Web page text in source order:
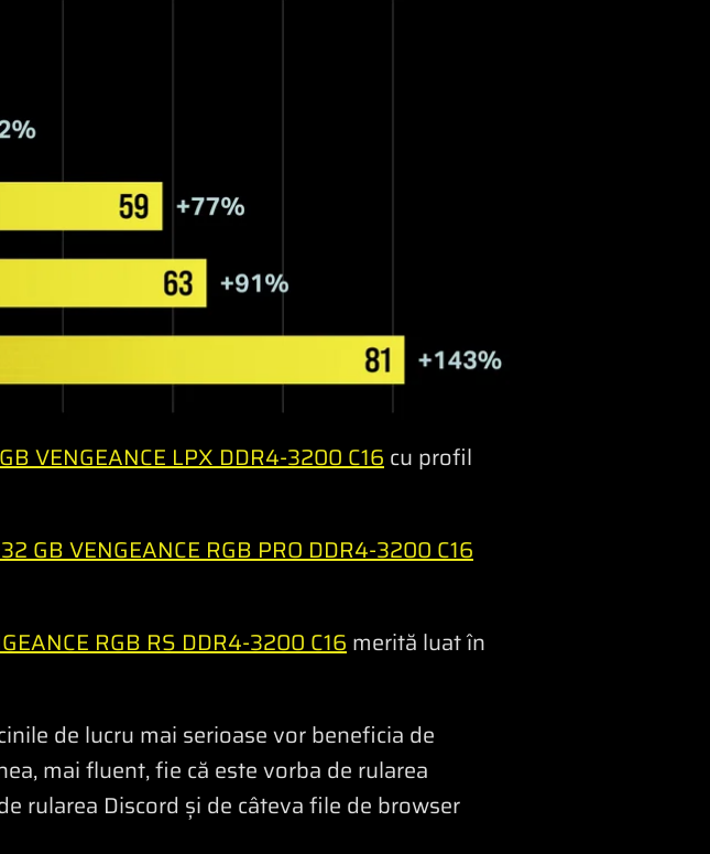
VENGEANCE LPX DDR4-3200 C16cu profil
GB VENGEANCE RGB PRO DDR4-3200 C16
RGB RS DDR4-3200 C16merită luat în
de lucru mai serioase vor beneficia de
mai fluent, fie că este vorba de rularea
rularea Discord și de câteva file de browser